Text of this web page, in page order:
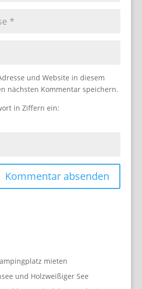
und Website in diesem
nächsten Kommentar speichern.
in Ziffern ein:
mieten
und Holzweißiger See